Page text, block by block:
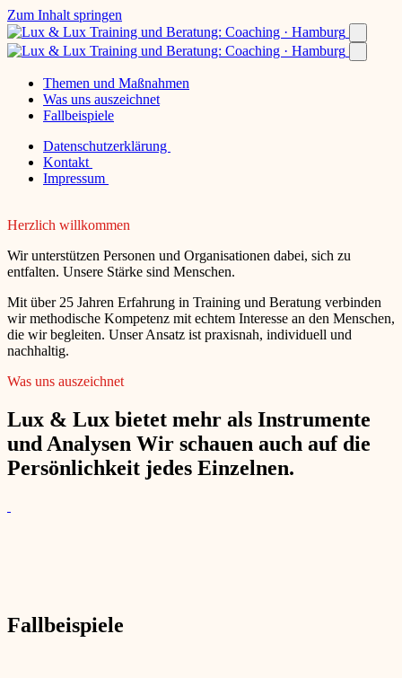
Zum Inhalt springen
Themen und Maßnahmen
Was uns auszeichnet
Fallbeispiele
Datenschutzerklärung
Kontakt
Impressum
Herzlich willkommen
Wir unterstützen Personen und Organisationen dabei, sich zu
entfalten. Unsere Stärke sind Menschen.
Mit über 25 Jahren Erfahrung in Training und Beratung verbinden
wir methodische Kompetenz mit echtem Interesse an den Menschen,
die wir begleiten. Unser Ansatz ist praxisnah, individuell und
nachhaltig.
Was uns auszeichnet
Lux & Lux bietet mehr als Instrumente
und Analysen Wir schauen auch auf die
Persönlichkeit jedes Einzelnen.
Fallbeispiele